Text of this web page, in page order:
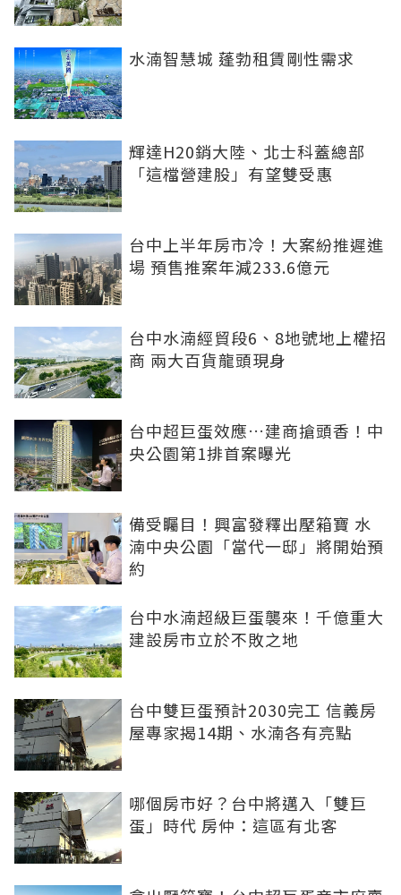
水湳智慧城 蓬勃租賃剛性需求
輝達H20銷大陸、北士科蓋總部
「這檔營建股」有望雙受惠
台中上半年房市冷！大案紛推遲進
場 預售推案年減233.6億元
台中水湳經貿段6、8地號地上權招
商 兩大百貨龍頭現身
台中超巨蛋效應…建商搶頭香！中
央公園第1排首案曝光
備受矚目！興富發釋出壓箱寶 水
湳中央公園「當代一邸」將開始預
約
台中水湳超級巨蛋襲來！千億重大
建設房市立於不敗之地
台中雙巨蛋預計2030完工 信義房
屋專家揭14期、水湳各有亮點
哪個房市好？台中將邁入「雙巨
蛋」時代 房仲：這區有北客